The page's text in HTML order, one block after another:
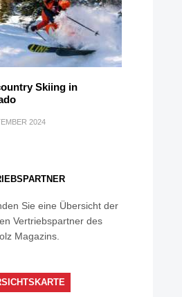
Skiing in
2024
Sie eine Übersicht der
Vertriebspartner des
Magazins.